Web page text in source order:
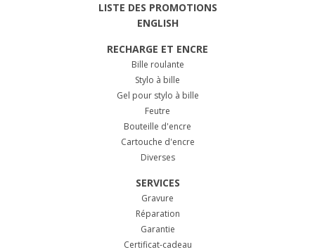
LISTE DES PROMOTIONS
ENGLISH
RECHARGE ET ENCRE
Bille roulante
Stylo à bille
Gel pour stylo à bille
Feutre
Bouteille d'encre
Cartouche d'encre
Diverses
SERVICES
Gravure
Réparation
Garantie
Certificat-cadeau